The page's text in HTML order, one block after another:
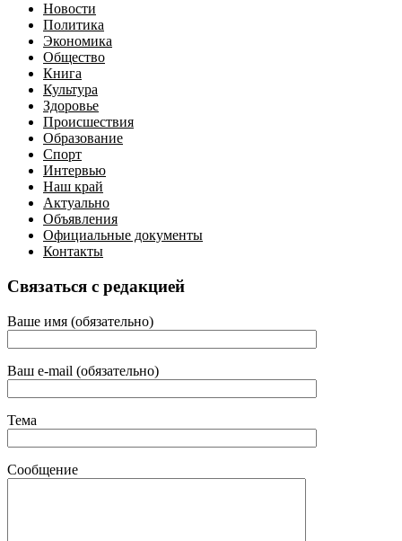
Новости
Политика
Экономика
Общество
Книга
Культура
Здоровье
Происшествия
Образование
Спорт
Интервью
Наш край
Актуально
Объявления
Официальные документы
Контакты
Связаться с редакцией
Ваше имя (обязательно)
Ваш e-mail (обязательно)
Тема
Сообщение